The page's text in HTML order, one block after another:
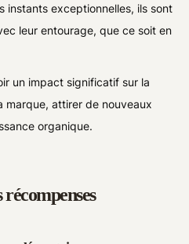
instants exceptionnelles, ils sont
leur entourage, que ce soit en
un impact significatif sur la
marque, attirer de nouveaux
organique.
récompenses